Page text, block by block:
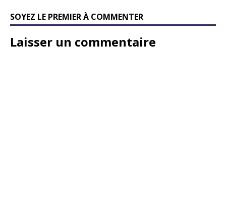
SOYEZ LE PREMIER À COMMENTER
Laisser un commentaire